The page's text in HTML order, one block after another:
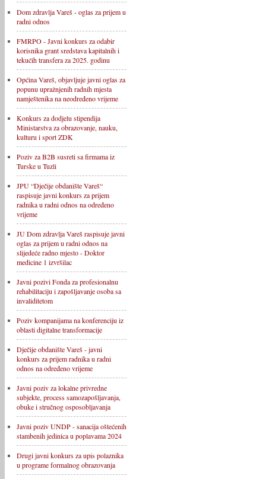
Dom zdravlja Vareš - oglas za prijem u
radni odnos
FMRPO - Javni konkurs za odabir
korisnika grant sredstava kapitalnih i
tekućih transfera za 2025. godinu
Općina Vareš, objavljuje javni oglas za
popunu upražnjenih radnih mjesta
namještenika na neodređeno vrijeme
Konkurs za dodjelu stipendija
Ministarstva za obrazovanje, nauku,
kulturu i sport ZDK
Poziv za B2B susreti sa firmama iz
Turske u Tuzli
JPU “Dječije obdanište Vareš“
raspisuje javni konkurs za prijem
radnika u radni odnos na određeno
vrijeme
JU Dom zdravlja Vareš raspisuje javni
oglas za prijem u radni odnos na
slijedeće radno mjesto - Doktor
medicine 1 izvršilac
Javni pozivi Fonda za profesionalnu
rehabilitaciju i zapošljavanje osoba sa
invaliditetom
Poziv kompanijama na konferenciju iz
oblasti digitalne transformacije
Dječije obdanište Vareš - javni
konkurs za prijem radnika u radni
odnos na određeno vrijeme
Javni poziv za lokalne privredne
subjekte, process samozapošljavanja,
obuke i stručnog osposobljavanja
Javni poziv UNDP - sanacija oštećenih
stambenih jedinica u poplavama 2024
Drugi javni konkurs za upis polaznika
u programe formalnog obrazovanja